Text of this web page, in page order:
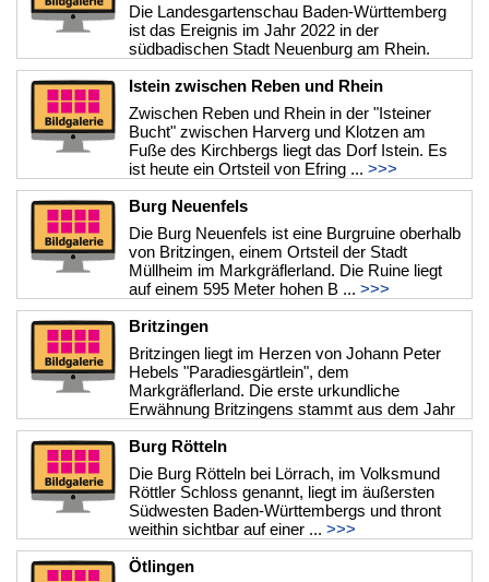
Die Landesgartenschau Baden-Württemberg
ist das Ereignis im Jahr 2022 in der
südbadischen Stadt Neuenburg am Rhein.
Dazu wurde auf einer Fläche von rund 23 Hekt ...>>>
Istein zwischen Reben und Rhein
Zwischen Reben und Rhein in der "Isteiner
Bucht" zwischen Harverg und Klotzen am
Fuße des Kirchbergs liegt das Dorf Istein. Es
ist heute ein Ortsteil von Efring ... >>>
Burg Neuenfels
Die Burg Neuenfels ist eine Burgruine oberhalb
von Britzingen, einem Ortsteil der Stadt
Müllheim im Markgräflerland. Die Ruine liegt
auf einem 595 Meter hohen B ... >>>
Britzingen
Britzingen liegt im Herzen von Johann Peter
Hebels "Paradiesgärtlein", dem
Markgräflerland. Die erste urkundliche
Erwähnung Britzingens stammt aus dem Jahr
773. ...>>>
Burg Rötteln
Die Burg Rötteln bei Lörrach, im Volksmund
Röttler Schloss genannt, liegt im äußersten
Südwesten Baden-Württembergs und thront
weithin sichtbar auf einer ... >>>
Ötlingen